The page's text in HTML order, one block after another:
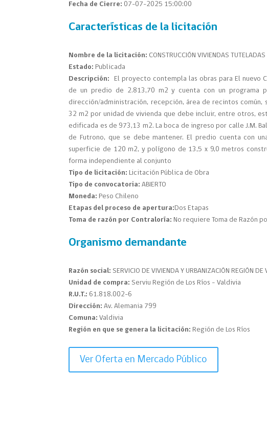
Fecha de Cierre: 07-07-2025 15:00:00
Características de la licitación
Nombre de la licitación: CONSTRUCCIÓN VIVIENDAS
Estado: Publicada
Descripción:
El proyecto contempla las obras para El nuevo
de un predio de 2.813,70 m2 y cuenta con un programa
dirección/administración, recepción, área de recintos
32 m2 por unidad de vivienda que debe incluir, entre otros,
edificada es de 973,13 m2. La boca de ingreso por calle J.M.
de Futrono, que se debe mantener. El predio cuenta con
superficie de 120 m2, y polígono de 13,5 x 9,0 metros
forma independiente al conjunto
Tipo de licitación: Licitación Pública de Obra
Tipo de convocatoria: ABIERTO
Moneda: Peso Chileno
Etapas del proceso de apertura:Dos Etapas
Toma de razón por Contraloría: No requiere Toma de Razón
Organismo demandante
Razón social: SERVICIO DE VIVIENDA Y URBANIZACIÓN REGIÓN DE
Unidad de compra: Serviu Región de Los Ríos – Valdivia
R.U.T.: 61.818.002-6
Dirección:Av. Alemania 799
Comuna:Valdivia
Región en que se genera la licitación: Región de Los Ríos
Ver Oferta en Mercado Público